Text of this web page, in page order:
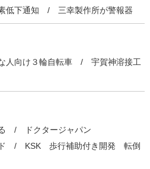
素低下通知 / 三幸製作所が警報器
な人向け３輪自転車 / 宇賀神溶接工
る / ドクタージャパン
ド / KSK 歩行補助付き開発 転倒